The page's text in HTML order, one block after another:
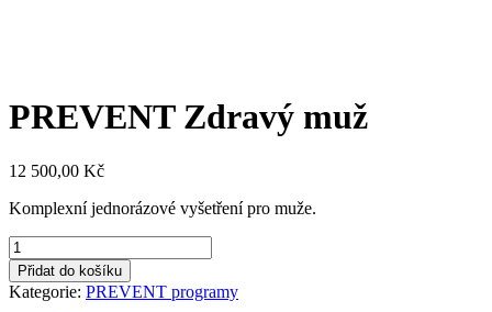
PREVENT Zdravý muž
12 500,00 Kč
Komplexní jednorázové vyšetření pro muže.
PREVENT
Zdravý
muž
množství
Přidat do košíku
Kategorie: PREVENT programy